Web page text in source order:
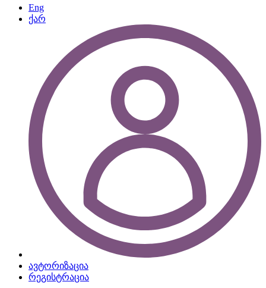
Eng
ქარ
ავტორიზაცია
რეგისტრაცია